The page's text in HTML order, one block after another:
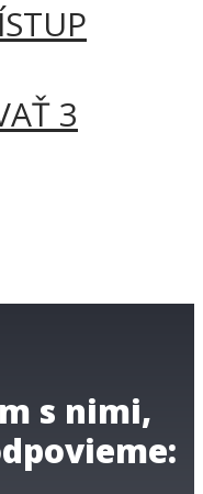
3
s nimi,